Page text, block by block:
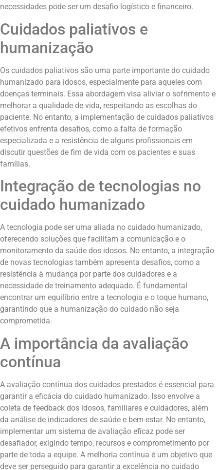
necessidades pode ser um desafio logístico e financeiro.
Cuidados paliativos e
humanização
Os cuidados paliativos são uma parte importante do cuidado
humanizado para idosos, especialmente para aqueles com
doenças terminais. Essa abordagem visa aliviar o sofrimento e
melhorar a qualidade de vida, respeitando as escolhas do
paciente. No entanto, a implementação de cuidados paliativos
efetivos enfrenta desafios, como a falta de formação
especializada e a resistência de alguns profissionais em
discutir questões de fim de vida com os pacientes e suas
famílias.
Integração de tecnologias no
cuidado humanizado
A tecnologia pode ser uma aliada no cuidado humanizado,
oferecendo soluções que facilitam a comunicação e o
monitoramento da saúde dos idosos. No entanto, a integração
de novas tecnologias também apresenta desafios, como a
resistência à mudança por parte dos cuidadores e a
necessidade de treinamento adequado. É fundamental
encontrar um equilíbrio entre a tecnologia e o toque humano,
garantindo que a humanização do cuidado não seja
comprometida.
A importância da avaliação
contínua
A avaliação contínua dos cuidados prestados é essencial para
garantir a eficácia do cuidado humanizado. Isso envolve a
coleta de feedback dos idosos, familiares e cuidadores, além
da análise de indicadores de saúde e bem-estar. No entanto,
implementar um sistema de avaliação eficaz pode ser
desafiador, exigindo tempo, recursos e comprometimento por
parte de toda a equipe. A melhoria contínua é um objetivo que
deve ser perseguido para garantir a excelência no cuidado